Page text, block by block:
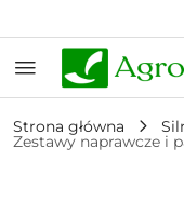
Strona główna
Zestawy naprawcze i